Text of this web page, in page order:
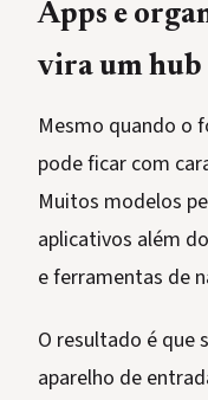
Apps e
vira um hub
Mesmo quando o
pode ficar com
Muitos modelos
aplicativos além
e ferramentas de
O resultado é que
aparelho de